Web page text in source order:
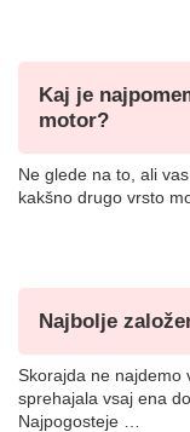
Kaj je
motor?
Ne glede na to, ali
kakšno drugo vrsto
Najbolje
Skorajda ne najdemo
sprehajala vsaj ena
Najpogosteje …